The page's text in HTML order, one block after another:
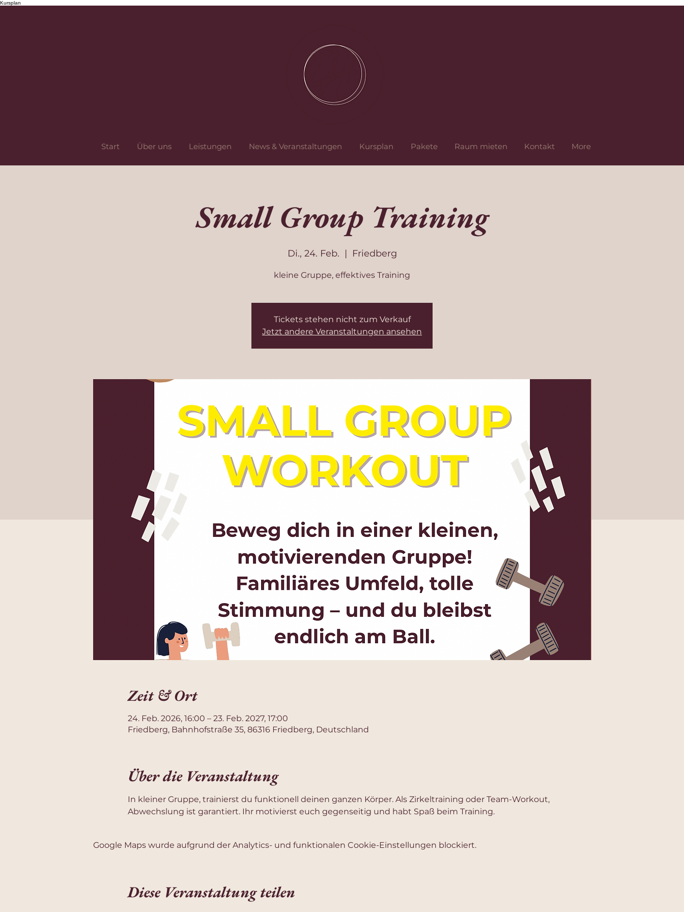
Kursplan
Start Über uns Leistungen News & Veranstaltungen Kursplan Pakete Raum mieten Kontakt More
Small Group Training
Di., 24. Feb.
  |
Friedberg
kleine Gruppe, effektives Training
Tickets stehen nicht zum Verkauf
Jetzt andere Veranstaltungen ansehen
Zeit & Ort
24. Feb. 2026, 16:00 – 23. Feb. 2027, 17:00
Friedberg, Bahnhofstraße 35, 86316 Friedberg, Deutschland
Über die Veranstaltung
In kleiner Gruppe, trainierst du funktionell deinen ganzen Körper. Als Zirkeltraining oder Team-Workout,
Abwechslung ist garantiert. Ihr motivierst euch gegenseitig und habt Spaß beim Training.
Google Maps wurde aufgrund der Analytics- und funktionalen Cookie-Einstellungen blockiert.
Diese Veranstaltung teilen